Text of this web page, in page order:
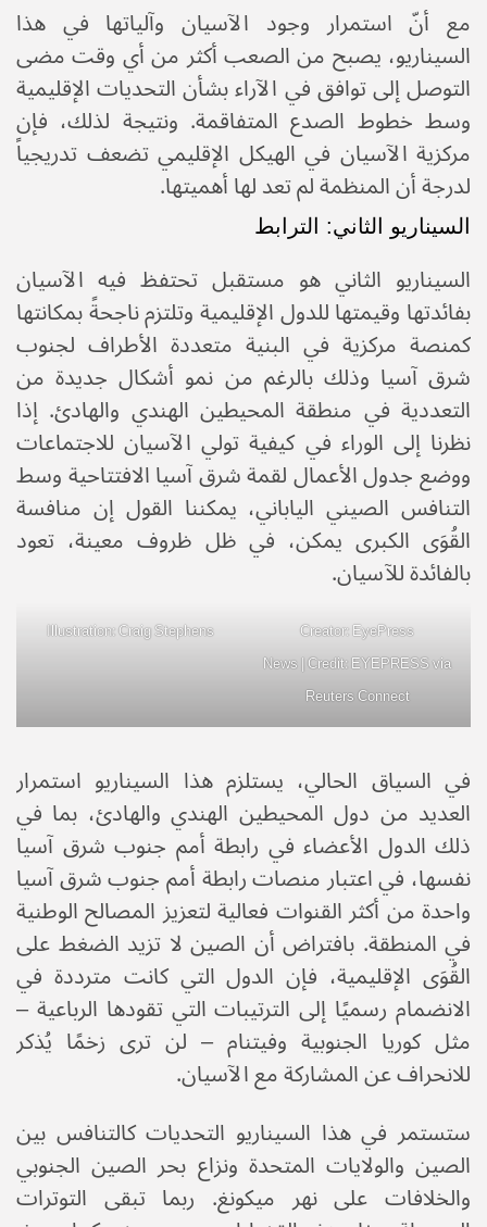
مع أنّ استمرار وجود الآسيان وآلياتها في هذا
السيناريو، يصبح من الصعب أكثر من أي وقت مضى
التوصل إلى توافق في الآراء بشأن التحديات الإقليمية
وسط خطوط الصدع المتفاقمة. ونتيجة لذلك، فإن
مركزية الآسيان في الهيكل الإقليمي تضعف تدريجياً
لدرجة أن المنظمة لم تعد لها أهميتها.
السيناريو الثاني: الترابط
السيناريو الثاني هو مستقبل تحتفظ فيه الآسيان
بفائدتها وقيمتها للدول الإقليمية وتلتزم ناجحةً بمكانتها
كمنصة مركزية في البنية متعددة الأطراف لجنوب
شرق آسيا وذلك بالرغم من نمو أشكال جديدة من
التعددية في منطقة المحيطين الهندي والهادئ. إذا
نظرنا إلى الوراء في كيفية تولي الآسيان للاجتماعات
ووضع جدول الأعمال لقمة شرق آسيا الافتتاحية وسط
التنافس الصيني الياباني، يمكننا القول إن منافسة
القُوَى الكبرى يمكن، في ظل ظروف معينة، تعود
بالفائدة للآسيان.
Creator: EyePress
News | Credit: EYEPRESS via
Reuters Connect
Illustration: Craig Stephens
في السياق الحالي، يستلزم هذا السيناريو استمرار
العديد من دول المحيطين الهندي والهادئ، بما في
ذلك الدول الأعضاء في رابطة أمم جنوب شرق آسيا
نفسها، في اعتبار منصات رابطة أمم جنوب شرق آسيا
واحدة من أكثر القنوات فعالية لتعزيز المصالح الوطنية
في المنطقة. بافتراض أن الصين لا تزيد الضغط على
القُوَى الإقليمية، فإن الدول التي كانت مترددة في
الانضمام رسميًا إلى الترتيبات التي تقودها الرباعية –
مثل كوريا الجنوبية وفيتنام – لن ترى زخمًا يُذكر
للانحراف عن المشاركة مع الآسيان.
ستستمر في هذا السيناريو التحديات كالتنافس بين
الصين والولايات المتحدة ونزاع بحر الصين الجنوبي
والخلافات على نهر ميكونغ. ربما تبقى التوترات